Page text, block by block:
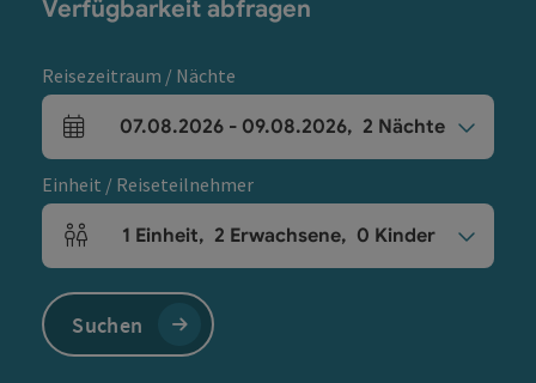
Verfügbarkeit abfragen
Reisezeitraum / Nächte
An- und Abreisefelder
07.08.2026 - 09.08.2026, 2 Nächte
Einheit / Reiseteilnehmer
Einheitenanzahl und Personenfelder
1 Einheit, 2 Erwachsene, 0 Kinder
Suchen